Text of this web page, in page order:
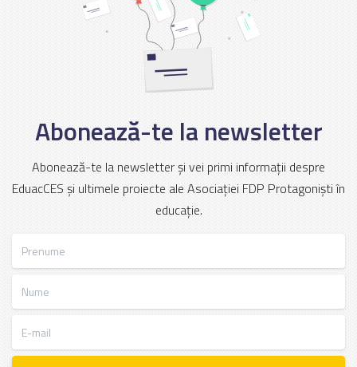
Abonează-te la newsletter
Abonează-te la newsletter și vei primi informații despre
EduacCES și ultimele proiecte ale Asociației FDP Protagoniști în
educație.